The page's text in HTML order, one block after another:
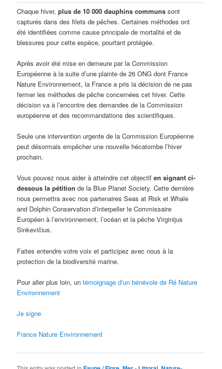
Chaque hiver,plus de 10 000 dauphins communs sont
capturés dans des filets de pêches. Certaines méthodes ont
été identifiées comme cause principale de mortalité et de
blessures pour cette espèce, pourtant protégée.
Après avoir été mise en demeure par la Commission
Européenne à la suite d’une plainte de 26 ONG dont France
Nature Environnement, la France a pris la décision de ne pas
fermer les méthodes de pêche concernées cet hiver. Cette
décision va à l’encontre des demandes de la Commission
européenne et des recommandations des scientifiques.
Seule une intervention urgente de la Commission Européenne
peut désormais empêcher une nouvelle hécatombe l’hiver
prochain.
Vous pouvez nous aider à atteindre cet objectifen signant ci-
dessous la pétitionde la Blue Planet Society. Cette dernière
nous permettra avec nos partenaires Seas at Risk et Whale
and Dolphin Conservation d’interpeller le Commissaire
Européen à l’environnement, l’océan et la pêche Virginijus
Sinkevičius.
Faites entendre votre voix et participez avec nous à la
protection de la biodiversité marine.
Pour aller plus loin, untémoignage d’un bénévole de Ré Nature
Environnement
Je signe
France Nature Environnement